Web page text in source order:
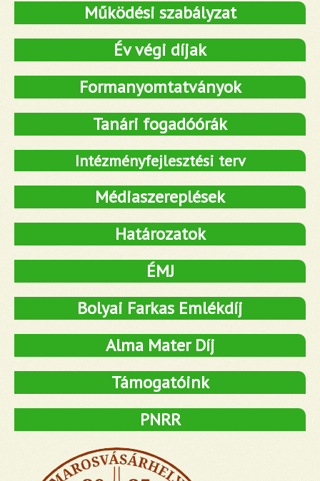
Működési szabályzat
Év végi díjak
Formanyomtatványok
Tanári fogadóórák
Intézményfejlesztési terv
Médiaszereplések
Határozatok
ÉMJ
Bolyai Farkas Emlékdíj
Alma Mater Díj
Támogatóink
PNRR